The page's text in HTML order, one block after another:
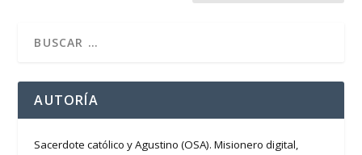
AUTORÍA
Sacerdote católico y Agustino (OSA). Misionero digital,